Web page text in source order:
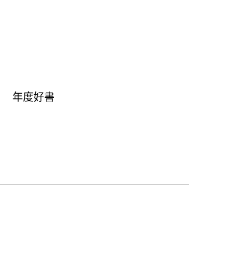
年度好書